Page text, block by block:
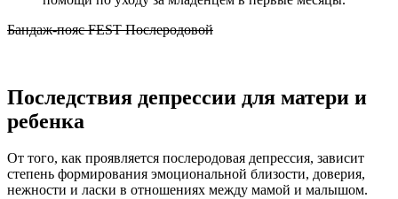
Бандаж-пояс FEST Послеродовой
Последствия депрессии для матери и
ребенка
От того, как проявляется послеродовая депрессия, зависит
степень формирования эмоциональной близости, доверия,
нежности и ласки в отношениях между мамой и малышом.